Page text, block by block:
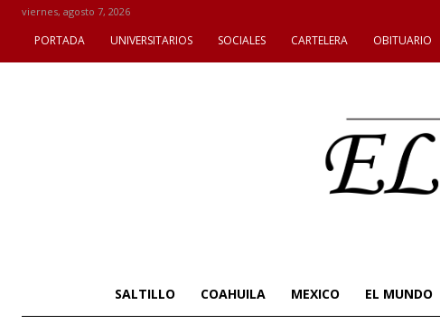
viernes, agosto 7, 2026
PORTADA UNIVERSITARIOS SOCIALES CARTELERA OBITUARIO
SALTILLO COAHUILA MEXICO EL MUNDO